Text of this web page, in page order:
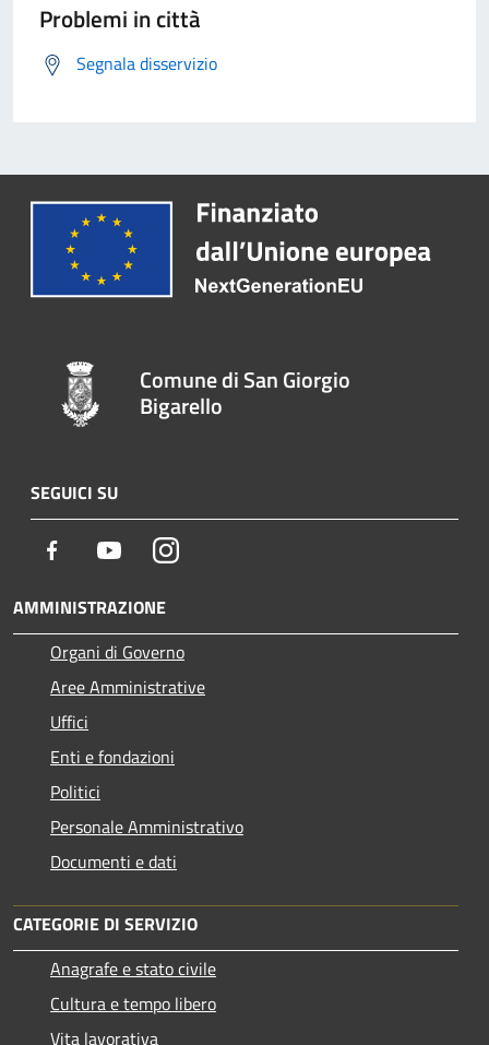
Problemi in città
Segnala disservizio
Comune di San Giorgio
Bigarello
SEGUICI SU
Facebook YoutubeInstagram
AMMINISTRAZIONE
Organi di Governo
Aree Amministrative
Uffici
Enti e fondazioni
Politici
Personale Amministrativo
Documenti e dati
CATEGORIE DI SERVIZIO
Anagrafe e stato civile
Cultura e tempo libero
Vita lavorativa